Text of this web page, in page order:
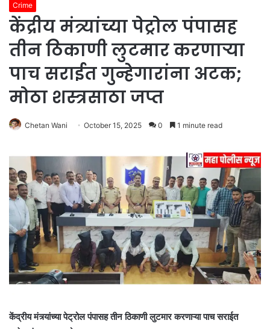
Crime
केंद्रीय मंत्र्यांच्या पेट्रोल पंपासह
तीन ठिकाणी लुटमार करणाऱ्या
पाच सराईत गुन्हेगारांना अटक;
मोठा शस्त्रसाठा जप्त
Chetan Wani October 15, 2025 0 1 minute read
केंद्रीय मंत्र्यांच्या पेट्रोल पंपासह तीन ठिकाणी लुटमार करणाऱ्या पाच सराईत